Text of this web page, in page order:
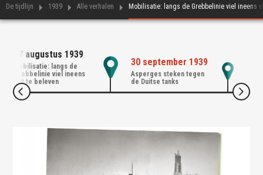
De tijdlijn 1939 Alle verhalen Mobilisatie: langs de Grebbelinie viel ineens
27 augustus 1939
Mobilisatie: langs de
Grebbelinie viel ineens
wat te beleven
30 september 1939
Asperges steken tegen
de Duitse tanks